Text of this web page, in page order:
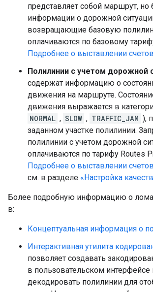
представляет собой маршрут, но
информации о дорожной
возвращающие базовую
оплачиваются по базовому
Подробнее о выставлении счетов
Полилинии с учетом дорожной
содержат информацию о
движения на маршруте.
движения выражается в
NORMAL , SLOW , TRAFFIC_JAM ),
заданном участке полилинии.
полилинии с учетом дорожной
оплачиваются по тарифу Routes
Подробнее о выставлении счетов
см. в разделе «Настройка
Более подробную информацию о
в:
Концептуальная информация о
Интерактивная утилита
позволяет создавать
в пользовательском интерфейсе
декодировать полилинии для